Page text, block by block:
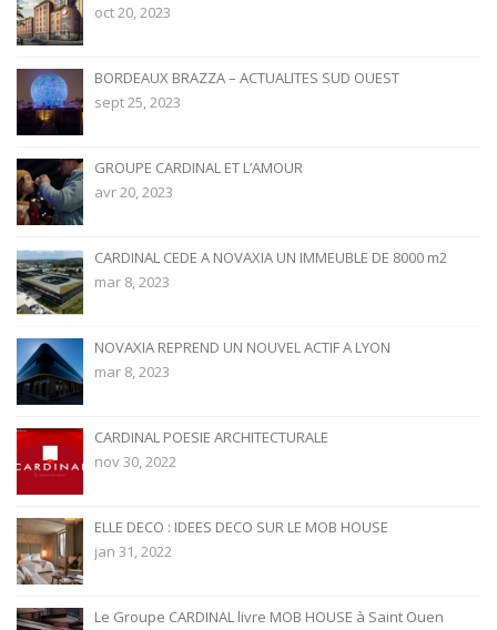
oct 20, 2023
BORDEAUX BRAZZA – ACTUALITES SUD OUEST
sept 25, 2023
GROUPE CARDINAL ET L’AMOUR
avr 20, 2023
CARDINAL CEDE A NOVAXIA UN IMMEUBLE DE 8000 m2
mar 8, 2023
NOVAXIA REPREND UN NOUVEL ACTIF A LYON
mar 8, 2023
CARDINAL POESIE ARCHITECTURALE
nov 30, 2022
ELLE DECO : IDEES DECO SUR LE MOB HOUSE
jan 31, 2022
Le Groupe CARDINAL livre MOB HOUSE à Saint Ouen